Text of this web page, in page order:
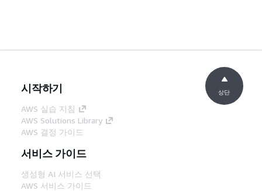
시작하기
AWS 실습 지침
AWS Solutions Library
AWS 결정 가이드
서비스 가이드
생성형 AI 서비스 선택
AWS 서비스 가이드
상단